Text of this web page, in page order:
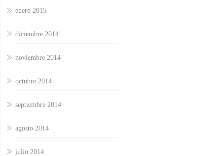
enero 2015
diciembre 2014
noviembre 2014
octubre 2014
septiembre 2014
agosto 2014
julio 2014